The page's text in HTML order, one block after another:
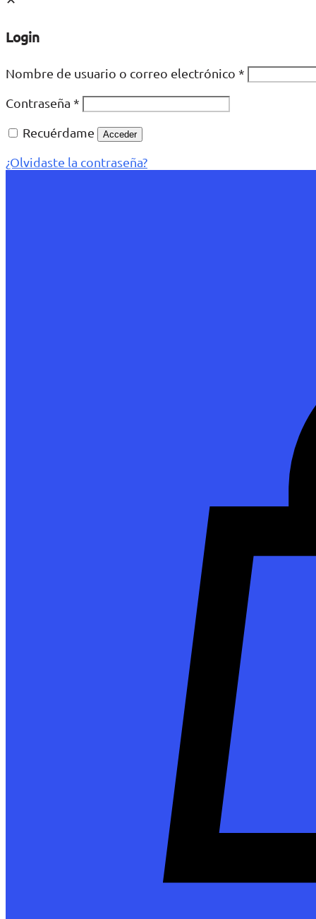
Login
Nombre de usuario o correo electrónico *
Contraseña *
Recuérdame
Acceder
¿Olvidaste la contraseña?